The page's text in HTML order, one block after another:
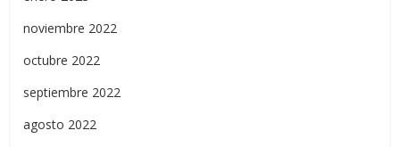
noviembre 2022
octubre 2022
septiembre 2022
agosto 2022